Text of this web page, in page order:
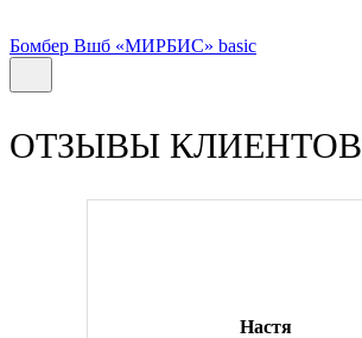
Бомбер Вшб «МИРБИС» basic
ОТЗЫВЫ КЛИЕНТОВ
Настя